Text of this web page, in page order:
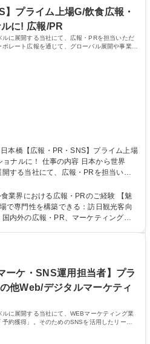
プライム上場G/飲食広報・
に! 広報/PR
に展開する当社にて、広報・PRを担当いただ
レート広報を通じて、グローバル展開や事業成
容 日本から世界
する当社にて、広報・PRを担当いた
とコーポレート広報を通じて、グロー
細】■コミュニケーシ
場G/飲食広報・SNSのプロフェッシ
界における広報・PRのご経験 【魅
で専門性を構築できる：訪日観光客向
内外の広報・PR、マーケティング施
立案が可能です。 学歴・資格
校 高校 語学力： 資格：
ーケ・SNS運用担当者】プラ
他Web/デジタルマーケティ
に展開する当社にて、WEBマーケティング業
約獲得」。そのためのSNSを活用したリード